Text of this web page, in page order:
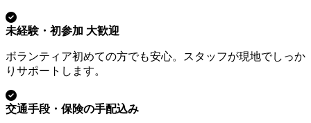
未経験・初参加 大歓迎
ボランティア初めての方でも安心。スタッフが現地でしっか
りサポートします。
交通手段・保険の手配込み